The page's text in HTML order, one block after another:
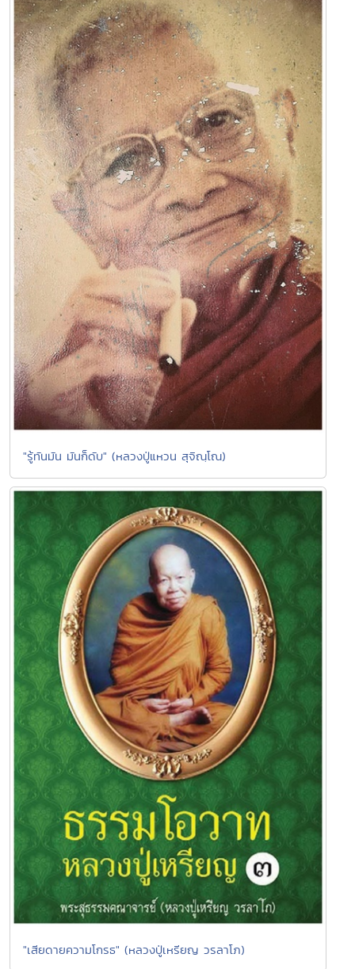
"รู้ทันมัน มันก็ดับ" (หลวงปู่แหวน สุจิณฺโณ)
"เสียดายความโกรธ" (หลวงปู่เหรียญ วรลาโภ)